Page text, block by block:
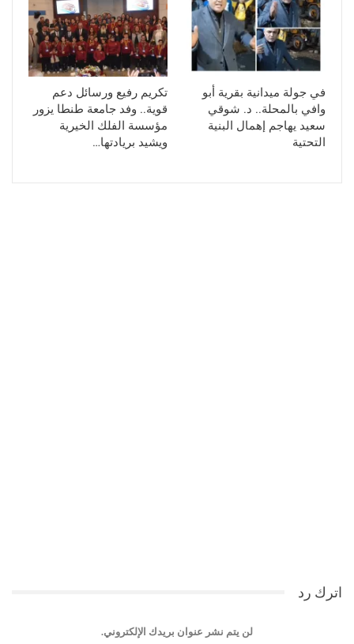
في جولة ميدانية بقرية أبو
وافي بالمحلة.. د. شوقي
سعيد يهاجم إهمال البنية
التحتية
تكريم رفيع ورسائل دعم
قوية.. وفد جامعة طنطا يزور
مؤسسة الفلك الخيرية
ويشيد بريادتها…
اترك رد
لن يتم نشر عنوان بريدك الإلكتروني.